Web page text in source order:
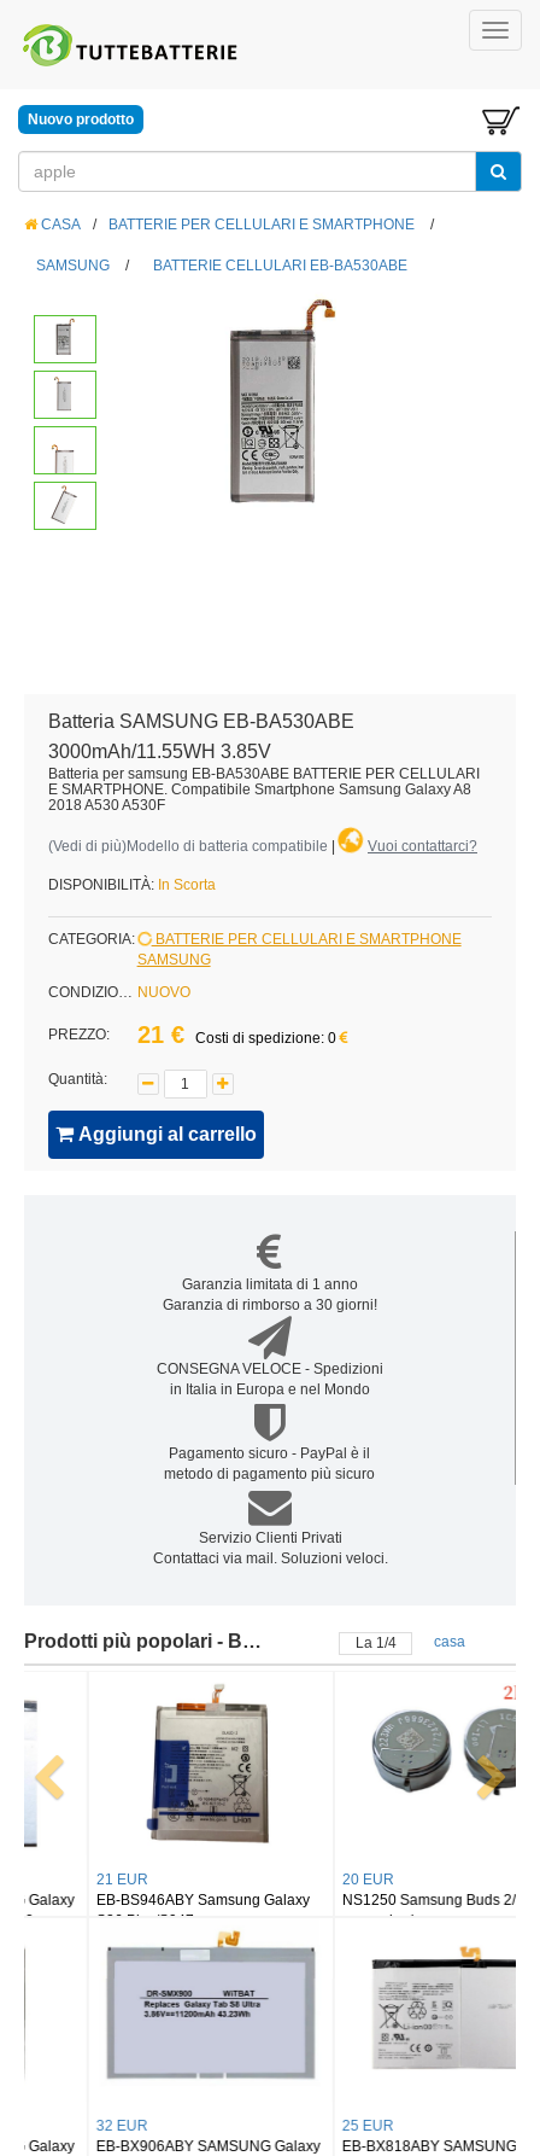
Nuovo prodotto
CASA / BATTERIE PER CELLULARI E SMARTPHONE /
SAMSUNG / BATTERIE CELLULARI EB-BA530ABE
Batteria SAMSUNG EB-BA530ABE
3000mAh/11.55WH 3.85V
Batteria per samsung EB-BA530ABE BATTERIE PER CELLULARI
E SMARTPHONE. Compatibile Smartphone Samsung Galaxy A8
2018 A530 A530F
(Vedi di più)Modello di batteria compatibile Vuoi contattarci?
DISPONIBILITÀ: In Scorta
CATEGORIA:
BATTERIE PER CELLULARI E SMARTPHONE
SAMSUNG
CONDIZIONE: NUOVO
PREZZO: 21 € Costi di spedizione: 0
Quantità:
Aggiungi al carrello
Garanzia limitata di 1 anno
Garanzia di rimborso a 30 giorni!
CONSEGNA VELOCE - Spedizioni
in Italia in Europa e nel Mondo
Pagamento sicuro - PayPal è il
metodo di pagamento più sicuro
Servizio Clienti Privati
Contattaci via mail. Soluzioni veloci.
Prodotti più popolari - Batteria samsung La 2/4 casa
EB-BS946ABY Samsung Galaxy
S26 Plus/S947
NS1250 Samsung Buds 2/ buds 2
EB-BX906ABY SAMSUNG Galaxy
EB-BX818ABY SAMSUNG Galaxy